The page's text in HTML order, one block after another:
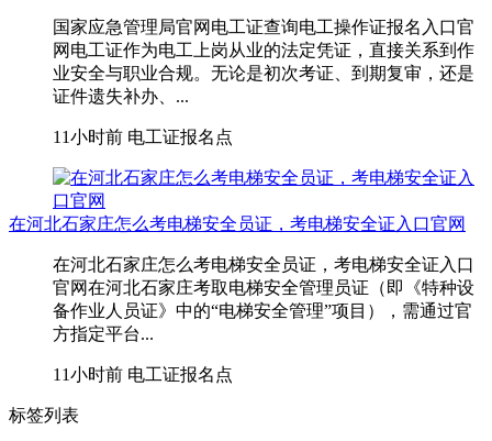
国家应急管理局官网电工证查询电工操作证报名入口官
网电工证作为电工上岗从业的法定凭证，直接关系到作
业安全与职业合规。无论是初次考证、到期复审，还是
证件遗失补办、...
11小时前 电工证报名点
在河北石家庄怎么考电梯安全员证，考电梯安全证入口官网
在河北石家庄怎么考电梯安全员证，考电梯安全证入口
官网在河北石家庄考取‌电梯安全管理员证‌（即《特种设
备作业人员证》中的“电梯安全管理”项目），需通过官
方指定平台...
11小时前 电工证报名点
标签列表